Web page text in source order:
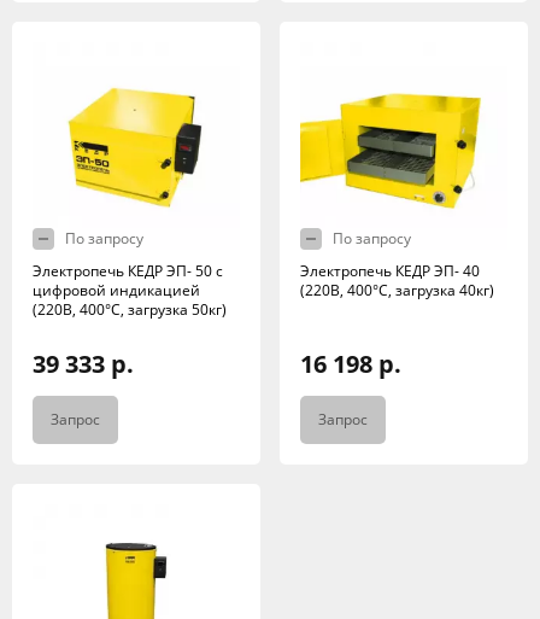
По запросу
Электропечь КЕДР ЭП- 50 с
цифровой индикацией
(220В, 400°C, загрузка 50кг)
39 333 р.
Запрос
По запросу
Электропечь КЕДР ЭП- 40
(220В, 400°C, загрузка 40кг)
16 198 р.
Запрос